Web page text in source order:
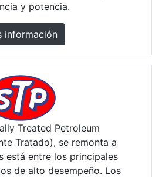
y potencia.
información
Treated Petroleum
Tratado), se remonta a
está entre los principales
de alto desempeño. Los